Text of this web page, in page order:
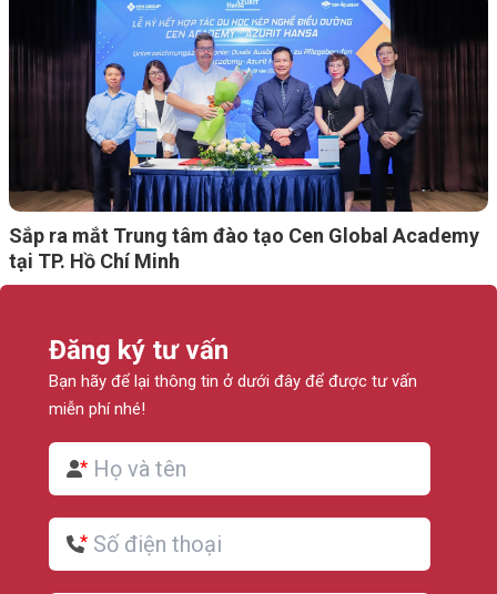
Sắp ra mắt Trung tâm đào tạo Cen Global Academy
tại TP. Hồ Chí Minh
Đăng ký tư vấn
Bạn hãy để lại thông tin ở dưới đây để được tư vấn
miễn phí nhé!